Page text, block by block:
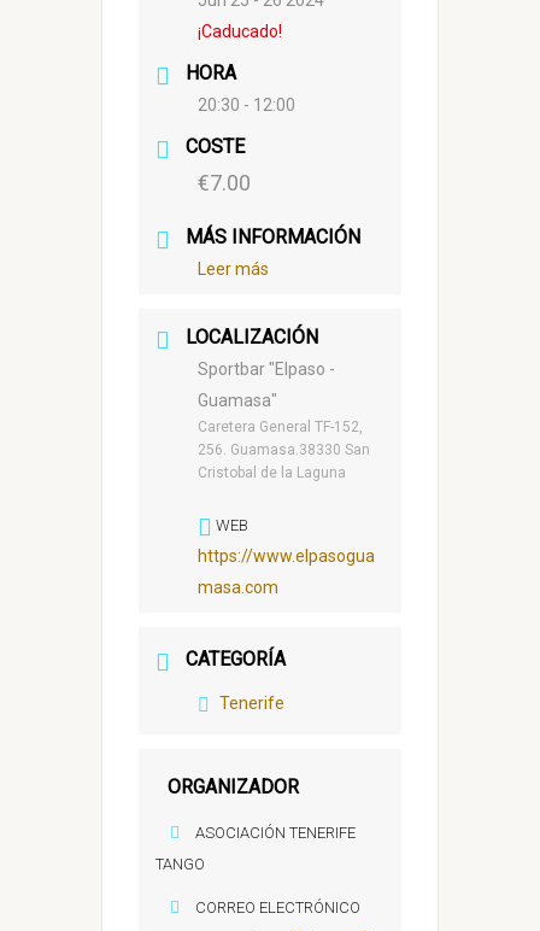
¡Caducado!
HORA
20:30 - 12:00
COSTE
€7.00
MÁS INFORMACIÓN
Leer más
LOCALIZACIÓN
Sportbar "Elpaso -
Guamasa"
Caretera General TF-152,
256. Guamasa.38330 San
Cristobal de la Laguna
WEB
https://www.elpasogua
masa.com
CATEGORÍA
Tenerife
ORGANIZADOR
ASOCIACIÓN TENERIFE
TANGO
CORREO ELECTRÓNICO